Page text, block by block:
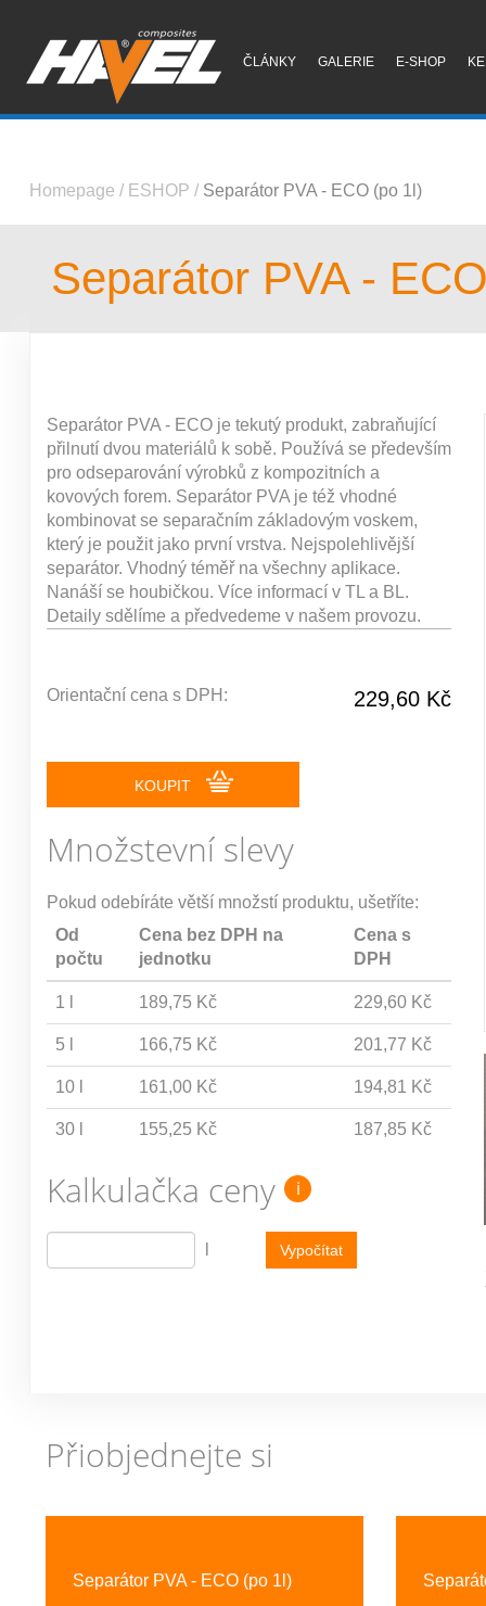
ČLÁNKY GALERIE E-SHOP
Homepage / ESHOP / Separátor PVA - ECO (po 1l)
Separátor PVA -
Separátor PVA - ECO je tekutý produkt, zabraňující
přilnutí dvou materiálů k sobě. Používá se především
pro odseparování výrobků z kompozitních a
kovových forem. Separátor PVA je též vhodné
kombinovat se separačním základovým voskem,
který je použit jako první vrstva. Nejspolehlivější
separátor. Vhodný téměř na všechny aplikace.
Nanáší se houbičkou. Více informací v TL a BL.
Detaily sdělíme a předvedeme v našem provozu.
229,60 Kč
Orientační cena s DPH:
KOUPIT
Množstevní slevy
Pokud odebíráte větší množstí produktu, ušetříte:
Od
počtu
Cena bez DPH na
jednotku
Cena s
DPH
1 l 189,75 Kč 229,60 Kč
5 l 166,75 Kč 201,77 Kč
10 l 161,00 Kč 194,81 Kč
30 l 155,25 Kč 187,85 Kč
Kalkulačka ceny i
Vypočítat
Přiobjednejte si
Separátor PVA - ECO (po 1l)